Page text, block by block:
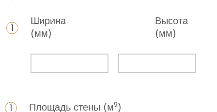
Ширина
(мм)
Высота
(мм)
Площадь стены (м2)